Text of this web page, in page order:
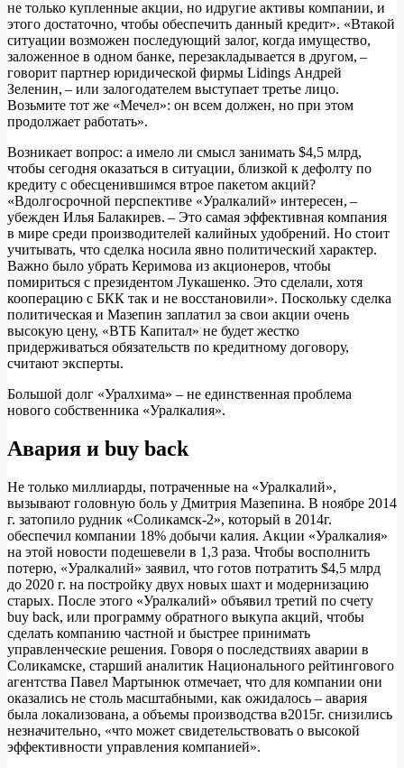
не только купленные акции, но идругие активы компании, и
этого достаточно, чтобы обеспечить данный кредит». «Втакой
ситуации возможен последующий залог, когда имущество,
заложенное в одном банке, перезакладывается в другом, –
говорит партнер юридической фирмы Lidings Андрей
Зеленин, – или залогодателем выступает третье лицо.
Возьмите тот же «Мечел»: он всем должен, но при этом
продолжает работать».
Возникает вопрос: а имело ли смысл занимать $4,5 млрд,
чтобы сегодня оказаться в ситуации, близкой к дефолту по
кредиту с обесценившимся втрое пакетом акций?
«Вдолгосрочной перспективе «Уралкалий» интересен, –
убежден Илья Балакирев. – Это самая эффективная компания
в мире среди производителей калийных удобрений. Но стоит
учитывать, что сделка носила явно политический характер.
Важно было убрать Керимова из акционеров, чтобы
помириться с президентом Лукашенко. Это сделали, хотя
кооперацию с БКК так и не восстановили». Поскольку сделка
политическая и Мазепин заплатил за свои акции очень
высокую цену, «ВТБ Капитал» не будет жестко
придерживаться обязательств по кредитному договору,
считают эксперты.
Большой долг «Уралхима» – не единственная проблема
нового собственника «Уралкалия».
Авария и buy back
Не только миллиарды, потраченные на «Уралкалий»,
вызывают головную боль у Дмитрия Мазепина. В ноябре 2014
г. затопило рудник «Соликамск‑2», который в 2014г.
обеспечил компании 18% добычи калия. Акции «Уралкалия»
на этой новости подешевели в 1,3 раза. Чтобы восполнить
потерю, «Уралкалий» заявил, что готов потратить $4,5 млрд
до 2020 г. на постройку двух новых шахт и модернизацию
старых. После этого «Уралкалий» объявил третий по счету
buy back, или программу обратного выкупа акций, чтобы
сделать компанию частной и быстрее принимать
управленческие решения. Говоря о последствиях аварии в
Соликамске, старший аналитик Национального рейтингового
агентства Павел Мартынюк отмечает, что для компании они
оказались не столь масштабными, как ожидалось – авария
была локализована, а объемы производства в2015г. снизились
незначительно, «что может свидетельствовать о высокой
эффективности управления компанией».